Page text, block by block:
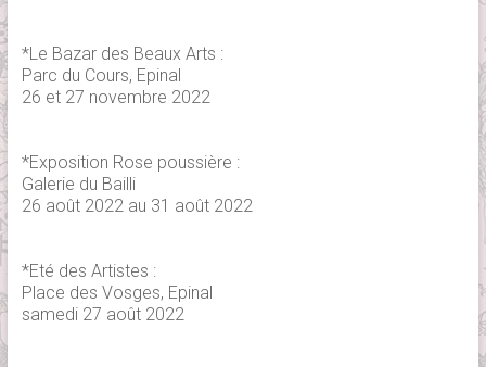
*Le Bazar des Beaux Arts :
Parc du Cours, Epinal
26 et 27 novembre 2022
*Exposition Rose poussière :
Galerie du Bailli
26 août 2022 au 31 août 2022
*Eté des Artistes :
Place des Vosges, Epinal
samedi 27 août 2022